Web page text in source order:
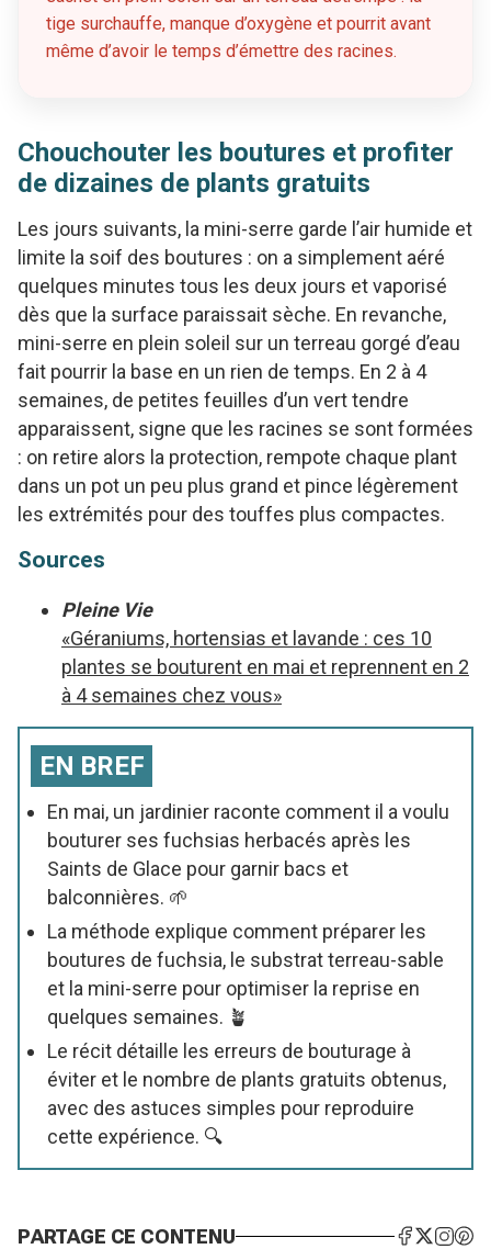
tige surchauffe, manque d’oxygène et pourrit avant
même d’avoir le temps d’émettre des racines.
Chouchouter les boutures et profiter
de dizaines de plants gratuits
Les jours suivants, la mini-serre garde l’air humide et
limite la soif des boutures : on a simplement aéré
quelques minutes tous les deux jours et vaporisé
dès que la surface paraissait sèche. En revanche,
mini-serre en plein soleil sur un terreau gorgé d’eau
fait pourrir la base en un rien de temps. En 2 à 4
semaines, de petites feuilles d’un vert tendre
apparaissent, signe que les racines se sont formées
: on retire alors la protection, rempote chaque plant
dans un pot un peu plus grand et pince légèrement
les extrémités pour des touffes plus compactes.
Sources
Pleine Vie
«Géraniums, hortensias et lavande : ces 10
plantes se bouturent en mai et reprennent en 2
à 4 semaines chez vous»
EN BREF
En mai, un jardinier raconte comment il a voulu
bouturer ses fuchsias herbacés après les
Saints de Glace pour garnir bacs et
balconnières. 🌱
La méthode explique comment préparer les
boutures de fuchsia, le substrat terreau-sable
et la mini-serre pour optimiser la reprise en
quelques semaines. 🪴
Le récit détaille les erreurs de bouturage à
éviter et le nombre de plants gratuits obtenus,
avec des astuces simples pour reproduire
cette expérience. 🔍
PARTAGE CE CONTENU